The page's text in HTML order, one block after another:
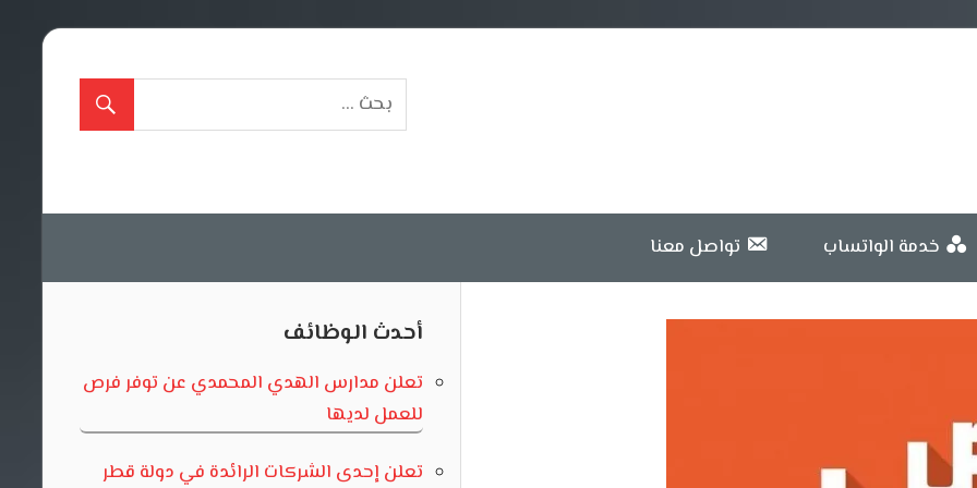
خدمة الواتساب تواصل معنا
أحدث الوظائف
تعلن مدارس الهدي المحمدي عن توفر فرص
للعمل لديها
تعلن إحدى الشركات الرائدة في دولة قطر